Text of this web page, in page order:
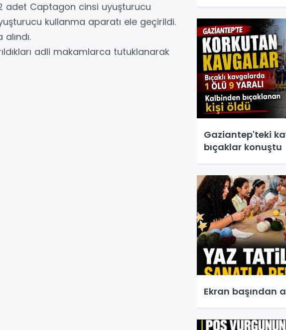
adet Captagon cinsi uyuşturucu
kullanma aparatı ele geçirildi.
adli makamlarca tutuklanarak
Gaziantep'teki
bıçaklar konuştu
Ekran başından